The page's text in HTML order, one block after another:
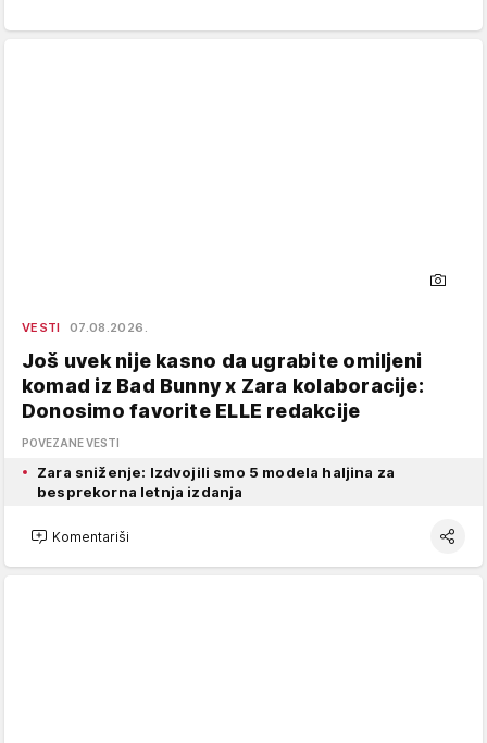
VESTI 07.08.2026.
Još uvek nije kasno da ugrabite omiljeni
komad iz Bad Bunny x Zara kolaboracije:
Donosimo favorite ELLE redakcije
POVEZANE VESTI
Zara sniženje: Izdvojili smo 5 modela haljina za
besprekorna letnja izdanja
Komentariši